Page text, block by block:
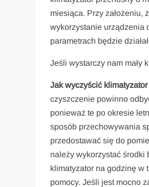
miesiąca. Przy założeniu,
wykorzystanie urządzenia
parametrach będzie
Jeśli wystarczy nam mały
Jak wyczyścić
czyszczenie powinno
ponieważ te po okresie
sposób przechowywania
przedostawać się do
należy wykorzystać środki
klimatyzator na godzinę w
pomocy. Jeśli jest mocno